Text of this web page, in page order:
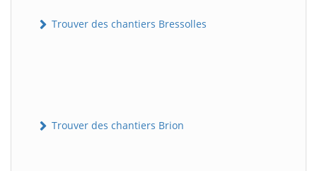
Trouver des chantiers Bressolles
Trouver des chantiers Brion